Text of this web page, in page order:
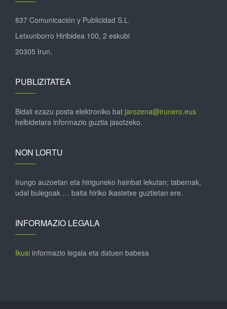
837 Comunicación y Publicidad S.L.
Letxunborro Hiribidea 100, 2 eskubi
20305 Irun.
PUBLIZITATEA
Bidali ezazu posta elektroniko bat jarozena@irunero.eus
helbidetara informazio guztia jasotzeko.
NON LORTU
Irungo auzoetan eta hiriguneko hainbat lekutan; tabernak,
udal bulegoak … baita hiriko ikastetxe guztietan ere.
INFORMAZIO LEGALA
Ikusi informazio legala eta datuen babesa